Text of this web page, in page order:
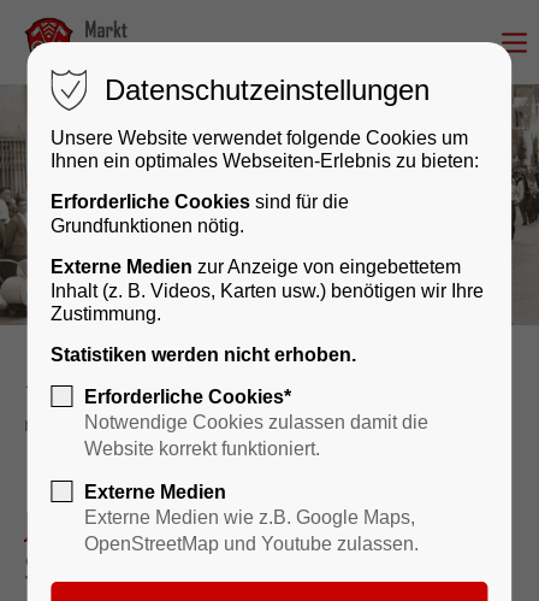
Kultur & Geschichte
Veranstaltungskalender
reader
Jeden 1. Samstag im Monat
Stöber Basar - Sozialkreis
Datenschutzeinstellungen
Unsere Website verwendet folgende Cookies um
Ihnen ein optimales Webseiten-Erlebnis zu bieten:
Erforderliche Cookies sind für die
Grundfunktionen nötig.
Externe Medien zur Anzeige von eingebettetem
Inhalt (z. B. Videos, Karten usw.) benötigen wir Ihre
Zustimmung.
Statistiken werden nicht erhoben.
Erforderliche Cookies*
Notwendige Cookies zulassen damit die
Website korrekt funktioniert.
Externe Medien
Externe Medien wie z.B. Google Maps,
OpenStreetMap und Youtube zulassen.